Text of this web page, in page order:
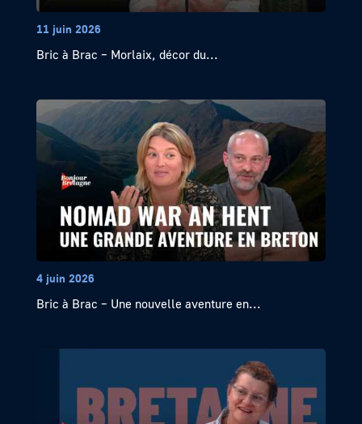
11 juin 2026
Bric à Brac – Morlaix, décor du...
4 juin 2026
Bric à Brac – Une nouvelle aventure en...